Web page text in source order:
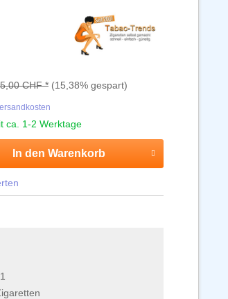
CHF * (15,38% gespart)
ca. 1-2 Werktage
In den Warenkorb